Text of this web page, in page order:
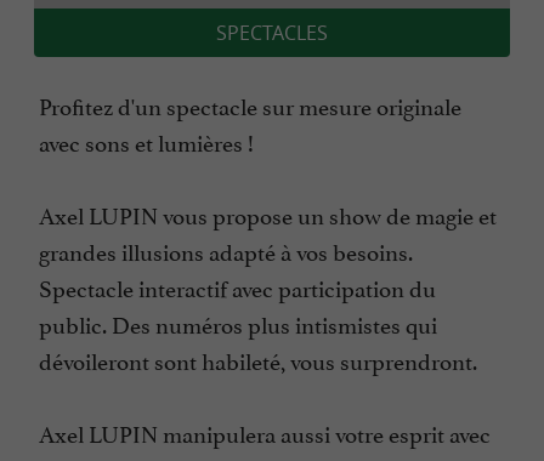
SPECTACLES
Profitez d'un spectacle sur mesure originale
avec sons et lumières !
Axel LUPIN vous propose un show de magie et
grandes illusions adapté à vos besoins.
Spectacle interactif avec participation du
public. Des numéros plus intismistes qui
dévoileront sont habileté, vous surprendront.
Axel LUPIN manipulera aussi votre esprit avec